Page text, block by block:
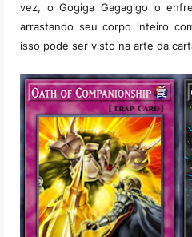
vez, o Gogiga Gagagigo o
arrastando seu corpo inteiro
isso pode ser visto na arte da